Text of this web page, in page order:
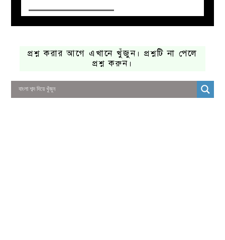
প্রশ্ন করার আগে এখানে খুঁজুন। প্রশ্নটি না পেলে
প্রশ্ন করুন।